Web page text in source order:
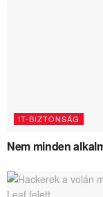
IT-BIZTONSÁG
Nem minden